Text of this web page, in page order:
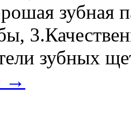
зубная
зубных
→